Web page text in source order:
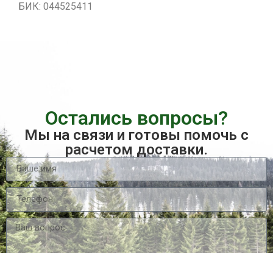
БИК: 044525411
Остались вопросы?
Мы на связи и готовы помочь с
расчетом доставки.